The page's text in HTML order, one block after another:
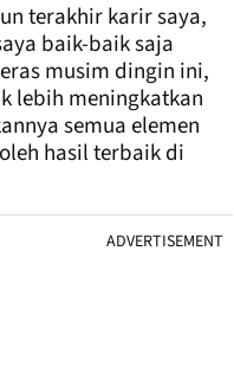
terakhir karir saya,
baik-baik saja
musim dingin ini,
lebih meningkatkan
semua elemen
hasil terbaik di
ADVERTISEMENT